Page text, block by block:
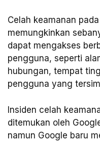
Celah keamanan
memungkinkan
dapat mengakses
pengguna, seperti
hubungan, tempat
pengguna yang
Insiden celah
ditemukan oleh
namun Google baru